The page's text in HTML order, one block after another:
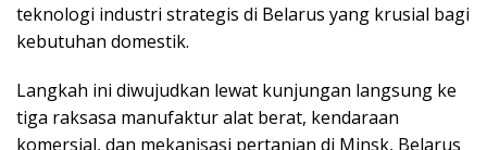
teknologi industri strategis di Belarus yang krusial bagi
kebutuhan domestik.
Langkah ini diwujudkan lewat kunjungan langsung ke
tiga raksasa manufaktur alat berat, kendaraan
komersial, dan mekanisasi pertanian di Minsk, Belarus